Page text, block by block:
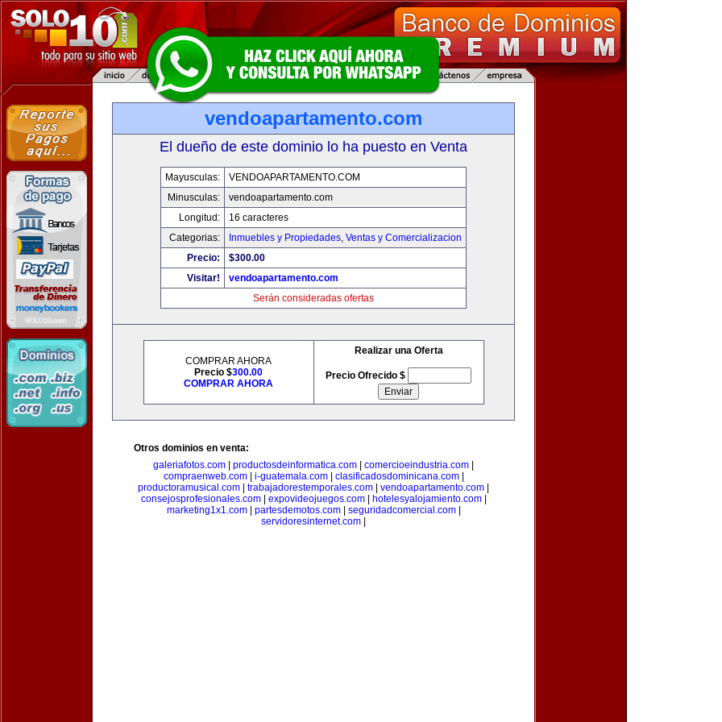
vendoapartamento.com
El dueño de este dominio lo ha puesto en Venta
Mayusculas:
VENDOAPARTAMENTO.COM
Minusculas:
vendoapartamento.com
Longitud:
16 caracteres
Categorias:
Inmuebles y Propiedades, Ventas y Comercializacion
Precio:
$300.00
Visitar!
vendoapartamento.com
Serán consideradas ofertas
COMPRAR AHORA
Precio $300.00
COMPRAR AHORA
Realizar una Oferta
Precio Ofrecido $
Otros dominios en venta:
galeriafotos.com
productosdeinformatica.com comercioeindustria.com
compraenweb.com| i-guatemala.com| clasificadosdominicana.com|
productoramusical.com
trabajadorestemporales.com vendoapartamento.com
consejosprofesionales.com| expovideojuegos.com| hotelesyalojamiento.com|
marketing1x1.com| partesdemotos.com| seguridadcomercial.com|
servidoresinternet.com